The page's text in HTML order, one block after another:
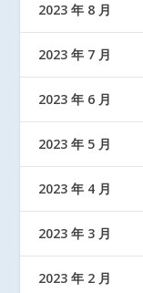
2023 年 8 月
2023 年 7 月
2023 年 6 月
2023 年 5 月
2023 年 4 月
2023 年 3 月
2023 年 2 月